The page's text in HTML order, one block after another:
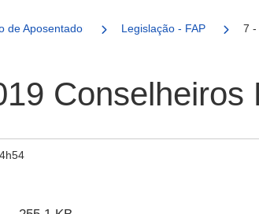
de Aposentadoria e PensãoLegislação - FAP 7 -
Conselheiros